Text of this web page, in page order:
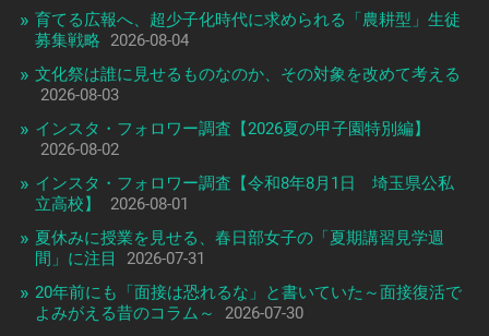
育てる広報へ、超少子化時代に求められる「農耕型」生徒
募集戦略
2026-08-04
文化祭は誰に見せるものなのか、その対象を改めて考える
2026-08-03
インスタ・フォロワー調査【2026夏の甲子園特別編】
2026-08-02
インスタ・フォロワー調査【令和8年8月1日 埼玉県公私
立高校】
2026-08-01
夏休みに授業を見せる、春日部女子の「夏期講習見学週
間」に注目
2026-07-31
20年前にも「面接は恐れるな」と書いていた～面接復活で
よみがえる昔のコラム～
2026-07-30